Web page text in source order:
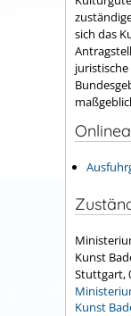
sich das
Kunst
Stuttgart,
Kunst